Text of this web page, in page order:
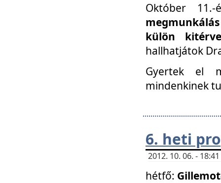
Október
külön
hallhatjátok
Gyertek el
mindenkinek
6. heti
2012. 10. 06. -
hétfő: